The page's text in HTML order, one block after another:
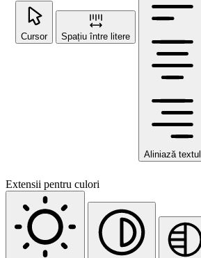
Cursor Spațiu între litere
Aliniază textul
Extensii pentru culori